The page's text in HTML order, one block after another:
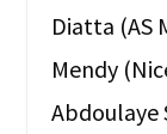
Diatta (AS
Mendy
Abdoulaye